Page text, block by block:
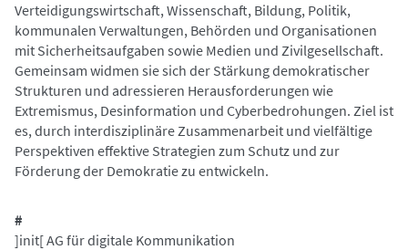
Verteidigungswirtschaft, Wissenschaft, Bildung, Politik,
kommunalen Verwaltungen, Behörden und Organisationen
mit Sicherheitsaufgaben sowie Medien und Zivilgesellschaft.
Gemeinsam widmen sie sich der Stärkung demokratischer
Strukturen und adressieren Herausforderungen wie
Extremismus, Desinformation und Cyberbedrohungen. Ziel ist
es, durch interdisziplinäre Zusammenarbeit und vielfältige
Perspektiven effektive Strategien zum Schutz und zur
Förderung der Demokratie zu entwickeln.
#
]init[ AG für digitale Kommunikation